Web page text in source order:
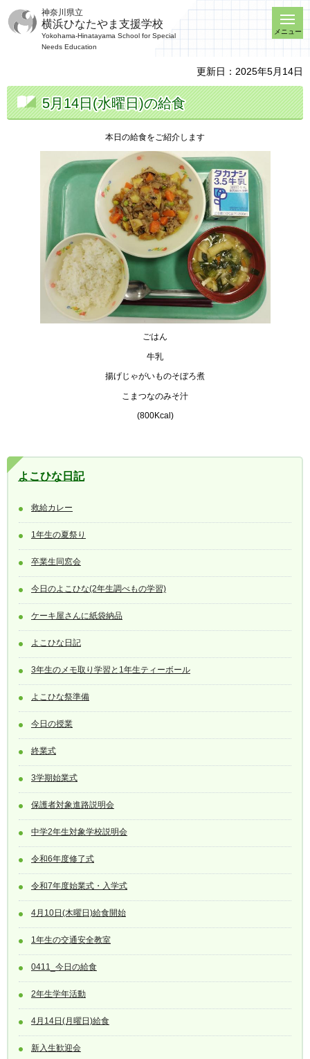
神奈川県立
横浜ひなたやま支援学校
Yokohama-Hinatayama School for Special
Needs Education
メニュー
更新日：2025年5月14日
5月14日(水曜日)の給食
本日の給食をご紹介します
ごはん
牛乳
揚げじゃがいものそぼろ煮
こまつなのみそ汁
(800Kcal)
よこひな日記
救給カレー
1年生の夏祭り
卒業生同窓会
今日のよこひな(2年生調べもの学習)
ケーキ屋さんに紙袋納品
よこひな日記
3年生のメモ取り学習と1年生ティーボール
よこひな祭準備
今日の授業
終業式
3学期始業式
保護者対象進路説明会
中学2年生対象学校説明会
令和6年度修了式
令和7年度始業式・入学式
4月10日(木曜日)給食開始
1年生の交通安全教室
0411_今日の給食
2年生学年活動
4月14日(月曜日)給食
新入生歓迎会